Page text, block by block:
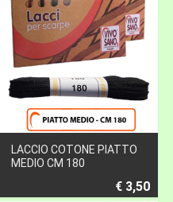
LACCIO COTONE PIATTO
MEDIO CM 180
€ 3,50